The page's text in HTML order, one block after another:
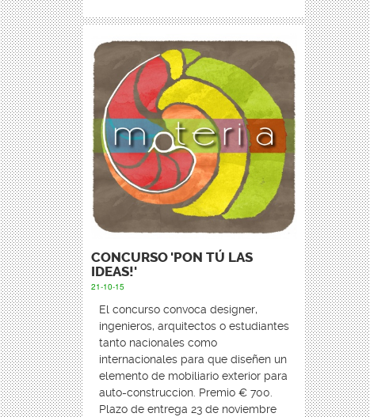
CONCURSO 'PON TÚ LAS
IDEAS!'
21-10-15
El concurso convoca designer,
ingenieros, arquitectos o estudiantes
tanto nacionales como
internacionales para que diseñen un
elemento de mobiliario exterior para
auto-construccion. Premio € 700.
Plazo de entrega 23 de noviembre